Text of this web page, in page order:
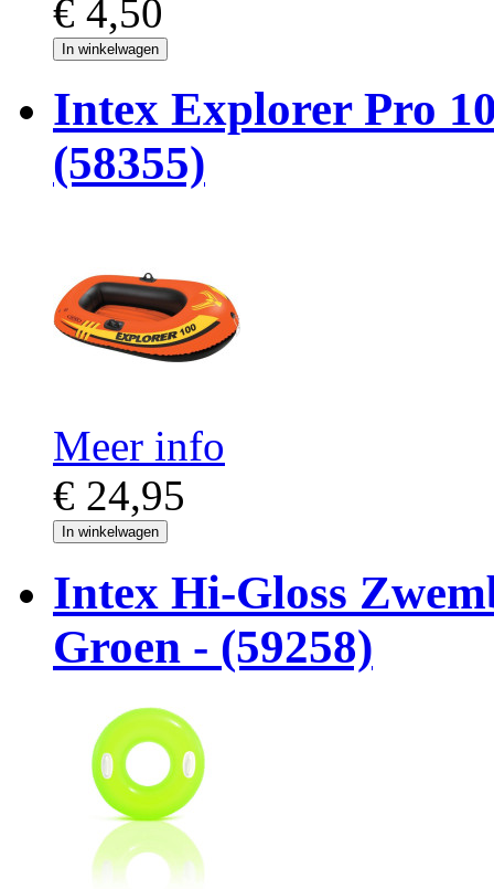
€ 4,50
In winkelwagen
Intex Explorer Pro
(58355)
Meer info
€ 24,95
In winkelwagen
Intex Hi-Gloss
Groen - (59258)